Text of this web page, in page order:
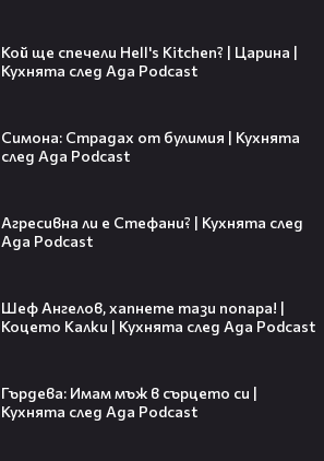
Кой ще спечели Hell's Kitchen? | Царина |
Кухнята след Ада Podcast
Симона: Страдах от булимия | Кухнята
след Ада Podcast
Агресивна ли е Стефани? | Кухнята след
Ада Podcast
Шеф Ангелов, хапнете тази попара! |
Коцето Калки | Кухнята след Ада Podcast
Гърдева: Имам мъж в сърцето си |
Кухнята след Ада Podcast
зарови капсула, която никой жив
днес няма да отвори👀💥
остана на "seen"😅
заедно!😍